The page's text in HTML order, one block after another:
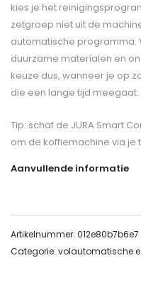
kies je het
zetgroep niet uit de
automatische programma.
duurzame materialen en
keuze dus, wanneer je op
die een lange tijd meegaat.
Tip: schaf de JURA Smart
om de koffiemachine via
Aanvullende informatie
Artikelnummer: 012e80b7b6e7
Categorie: volautomatische